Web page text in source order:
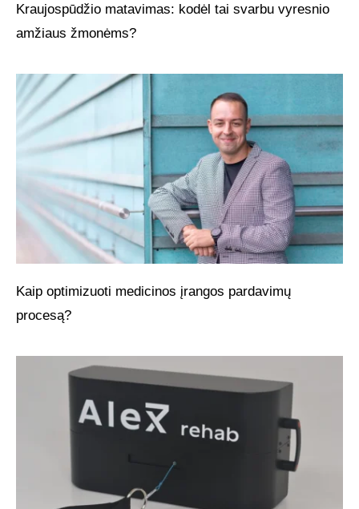
Kraujospūdžio matavimas: kodėl tai svarbu vyresnio
amžiaus žmonėms?
Kaip optimizuoti medicinos įrangos pardavimų
procesą?